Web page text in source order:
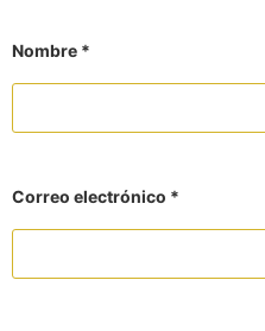
Nombre *
Correo electrónico *